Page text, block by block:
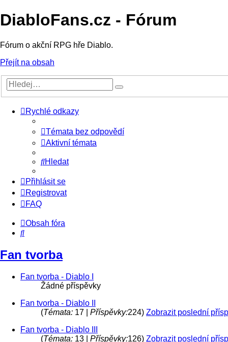
DiabloFans.cz - Fórum
Fórum o akční RPG hře Diablo.
Přejít na obsah
Rychlé odkazy
Témata bez odpovědí
Aktivní témata
Hledat
Přihlásit se
Registrovat
FAQ
Obsah fóra
Hledat
Fan tvorba
Fan tvorba - Diablo I
Žádné příspěvky
Fan tvorba - Diablo II
(Témata: 17 | Příspěvky:224) Zobrazit poslední
Fan tvorba - Diablo III
(Témata: 13 | Příspěvky:126) Zobrazit poslední